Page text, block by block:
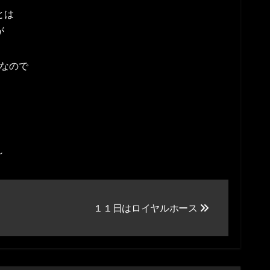
は
ので
１１日はロイヤルホース